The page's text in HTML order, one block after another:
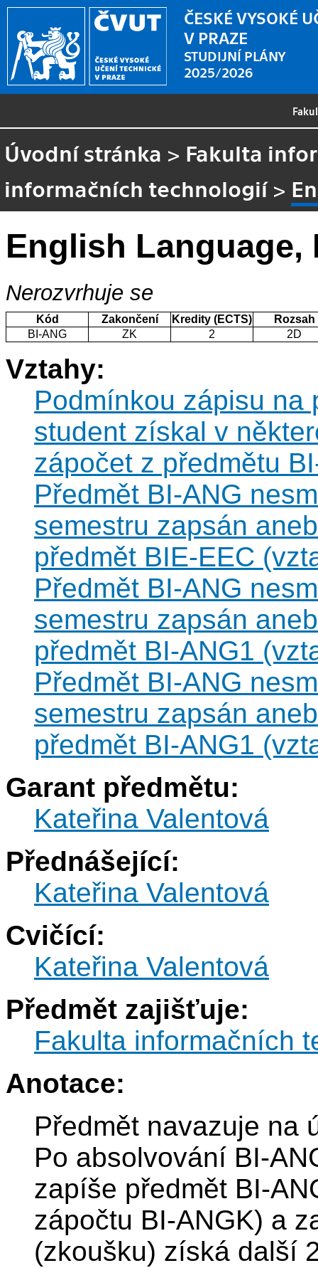
ČESKÉ VYSOKÉ
V PRAZE
STUDIJNÍ PLÁNY
2025/2026
Úvodní stránka > Fakulta
informačních technologií>
English
Nerozvrhuje se
Kód Zakončení Kredity (ECTS)
Rozsah
BI-ANG
ZK 2 2D
Vztahy:
Podmínkou zápisu na
student získal v
zápočet z předmětu
Předmět BI-ANG
semestru zapsán
předmět BIE-EEC
Předmět BI-ANG
semestru zapsán
předmět BI-ANG1
Předmět BI-ANG
semestru zapsán
předmět BI-ANG1
Garant předmětu:
Kateřina Valentová
Přednášející:
Kateřina Valentová
Cvičící:
Kateřina Valentová
Předmět zajišťuje:
Fakulta informačních
Anotace:
Předmět navazuje na
Po absolvování BI-
zapíše předmět BI-
zápočtu BI-ANGK) a
(zkoušku) získá další